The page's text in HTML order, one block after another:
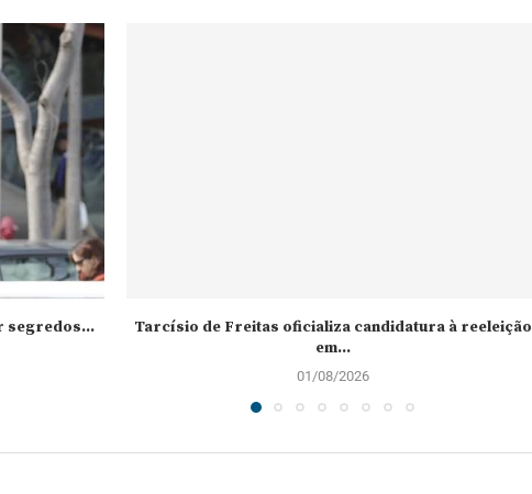
segredos...
Tarcísio de Freitas oficializa candidatura à reeleição
em...
01/08/2026